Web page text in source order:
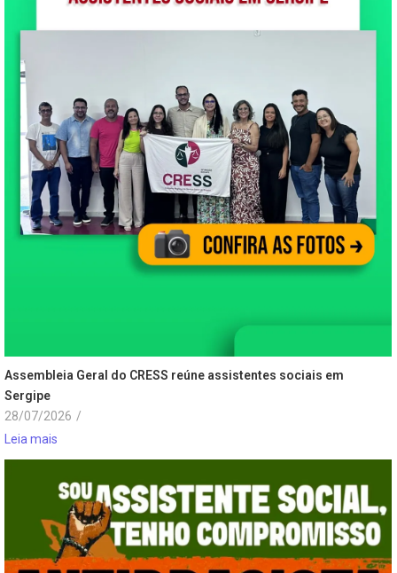
Assembleia Geral do CRESS reúne assistentes sociais em
Sergipe
28/07/2026 /
Leia mais